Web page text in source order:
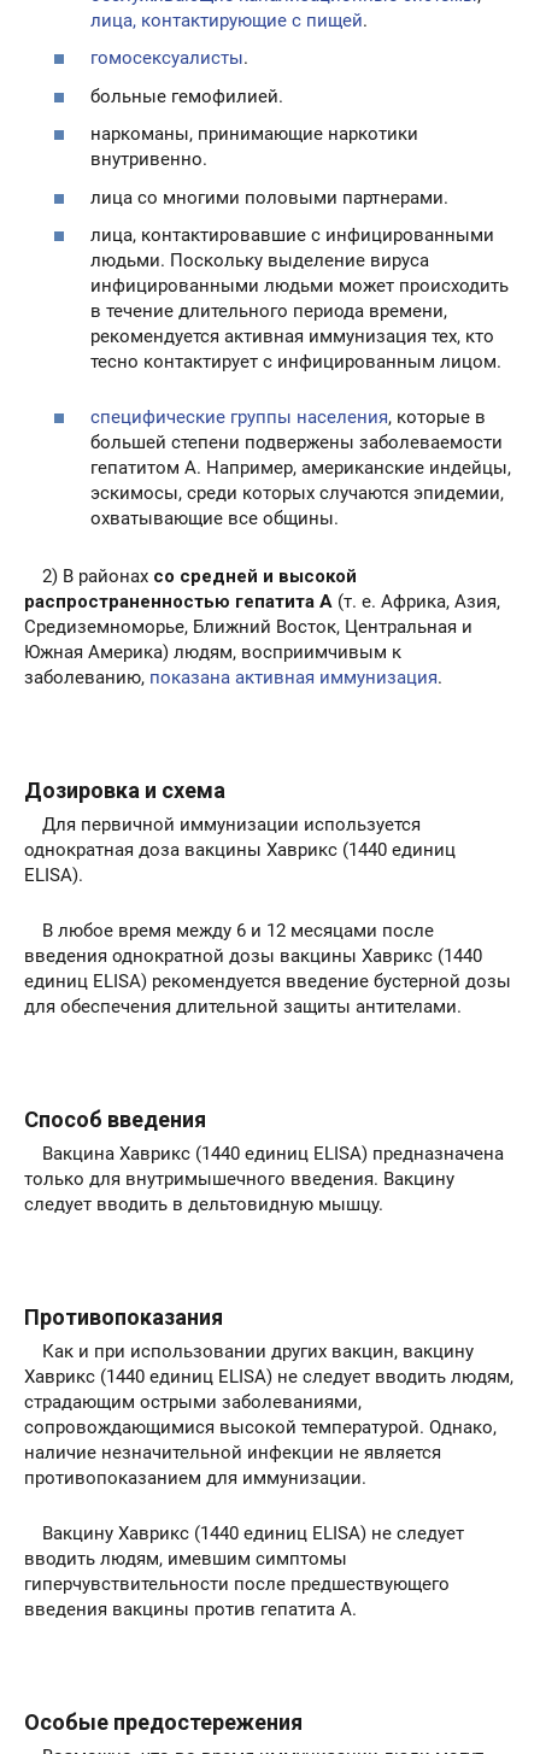
лица, контактирующие с пищей.
гомосексуалисты.
больные гемофилией.
наркоманы, принимающие наркотики
внутривенно.
лица со многими половыми партнерами.
лица, контактировавшие с инфицированными
людьми. Поскольку выделение вируса
инфицированными людьми может происходить
в течение длительного периода времени,
рекомендуется активная иммунизация тех, кто
тесно контактирует с инфицированным лицом.
специфические группы населения, которые в
большей степени подвержены заболеваемости
гепатитом А. Например, американские индейцы,
эскимосы, среди которых случаются эпидемии,
охватывающие все общины.
2) В районах со средней и высокой
распространенностью гепатита А (т. е. Африка, Азия,
Средиземноморье, Ближний Восток, Центральная и
Южная Америка) людям, восприимчивым к
заболеванию, показана активная иммунизация.
Дозировка и схема
Для первичной иммунизации используется
однократная доза вакцины Хаврикс (1440 единиц
ELISA).
В любое время между 6 и 12 месяцами после
введения однократной дозы вакцины Хаврикс (1440
единиц ELISA) рекомендуется введение бустерной дозы
для обеспечения длительной защиты антителами.
Способ введения
Вакцина Хаврикс (1440 единиц ELISA) предназначена
только для внутримышечного введения. Вакцину
следует вводить в дельтовидную мышцу.
Противопоказания
Как и при использовании других вакцин, вакцину
Хаврикс (1440 единиц ELISA) не следует вводить людям,
страдающим острыми заболеваниями,
сопровождающимися высокой температурой. Однако,
наличие незначительной инфекции не является
противопоказанием для иммунизации.
Вакцину Хаврикс (1440 единиц ELISA) не следует
вводить людям, имевшим симптомы
гиперчувствительности после предшествующего
введения вакцины против гепатита А.
Особые предостережения